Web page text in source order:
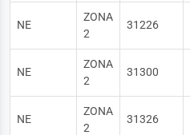
NE
ZONA
2
31226
NE
ZONA
2
31300
NE
ZONA
2
31326